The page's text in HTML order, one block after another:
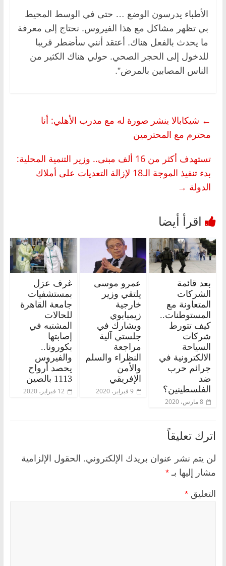
الأطباء يدرسون الوضع … حتى في الوسط المحيط
بي تظهر مشاكل مع هذا الفيروس. نحتاج إلى معرفة
ما يحدث بالفعل هناك. ‏أعتقد أنني سأضطر قريبا
للدخول إلى الحجر الصحي. حولي هناك الكثير من
الناس المصابين بالمرض”.‏
← شيكابالا ينشر صورة له مع مدرب الأهلي: أنا
محترم مع المحترمين
تستهدف أكثر من 16 ألف مبنى.. وزير التنمية المحلية:
بدء تنفيذ الموجة الـ18 لإزالة التعديات على أملاك
الدولة →
بعد قائمة
الشركات
المتعاونة مع
المستوطنات..
كيف تتورط
شركات
السياحة
الالكترونية في
جرائم حرب
ضد
الفلسطينين؟
8 مارس، 2020
عمرو موسى
يلتقي وزير
خارجية
زيمبابوي
ويشارك في
جلستي آلية
مراجعة
النظراء والسلم
والأمن
الإفريقي
9 فبراير، 2020
غرف عزل
بمستشفيات
جامعة القاهرة
للحالات
المشتبه في
إصابتها
بكورونا..
والفيروس
يحصد أرواح
1113 بالصين
12 فبراير، 2020
اترك تعليقاً
لن يتم نشر عنوان بريدك الإلكتروني. الحقول الإلزامية
مشار إليها بـ *
التعليق *